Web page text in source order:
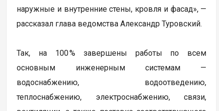
наружные и внутренние стены, кровля и фасад», —
рассказал глава ведомства Александр Туровский.
Так, на 100 % завершены работы по всем
основным инженерным системам —
водоснабжению, водоотведению,
теплоснабжению, электроснабжению, связи,